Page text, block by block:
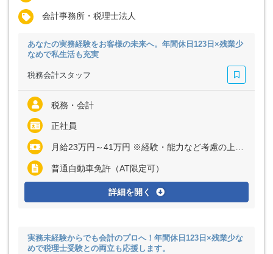
会計事務所・税理士法人
あなたの実務経験をお客様の未来へ。年間休日123日×残業少
なめで私生活も充実
税務会計スタッフ
税務・会計
正社員
月給23万円～41万円 ※経験・能力など考慮の上、決定いたします ※残業代は全額支給
普通自動車免許（AT限定可）
詳細を開く
実務未経験からでも会計のプロへ！年間休日123日×残業少な
めで税理士受験との両立も応援します。